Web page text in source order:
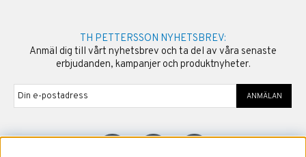
TH PETTERSSON NYHETSBREV:
Anmäl dig till vårt nyhetsbrev och ta del av våra senaste
erbjudanden, kampanjer och produktnyheter.
ANMÄLAN